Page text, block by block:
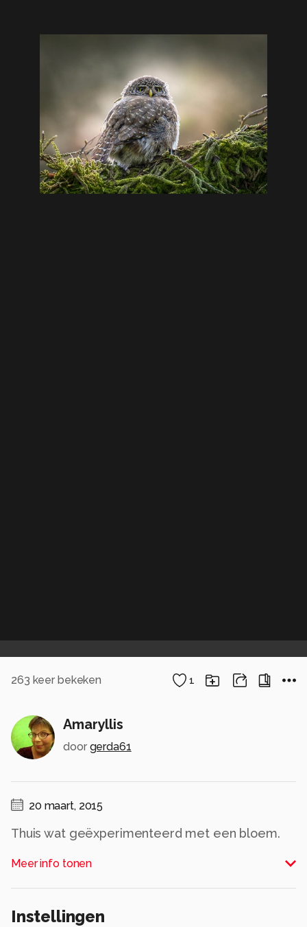
263 keer bekeken 1
Amaryllis
door gerda61
20 maart, 2015
Thuis wat geëxperimenteerd met een bloem.
Alle rechten voorbehouden
Meer info tonen
Instellingen